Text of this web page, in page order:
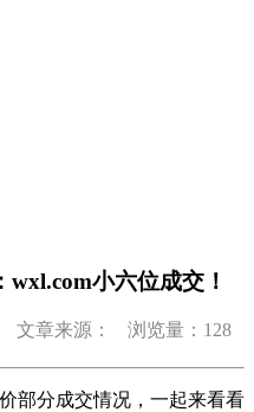
小六位成交！
文章来源： 浏览量：128
部分成交情况，一起来看看